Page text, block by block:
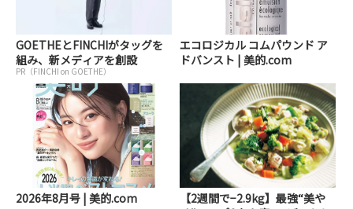
GOETHEとFINCHIがタッグを
組み、新メディアを創設
PR（FINCHI on GOETHE）
エコロジカル コムパウンド ア
ドバンスト | 美的.com
2026年8月号 | 美的.com
【2週間で−2.9kg】最強“美や